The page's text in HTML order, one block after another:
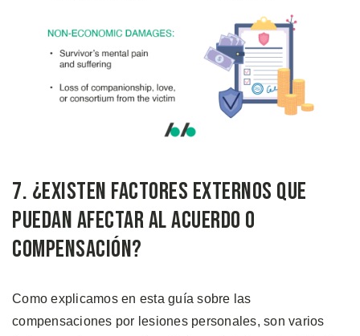
7. ¿Existen Factores Externos que
Puedan Afectar al Acuerdo o
Compensación?
Como explicamos en esta guía sobre las
compensaciones por lesiones personales, son varios